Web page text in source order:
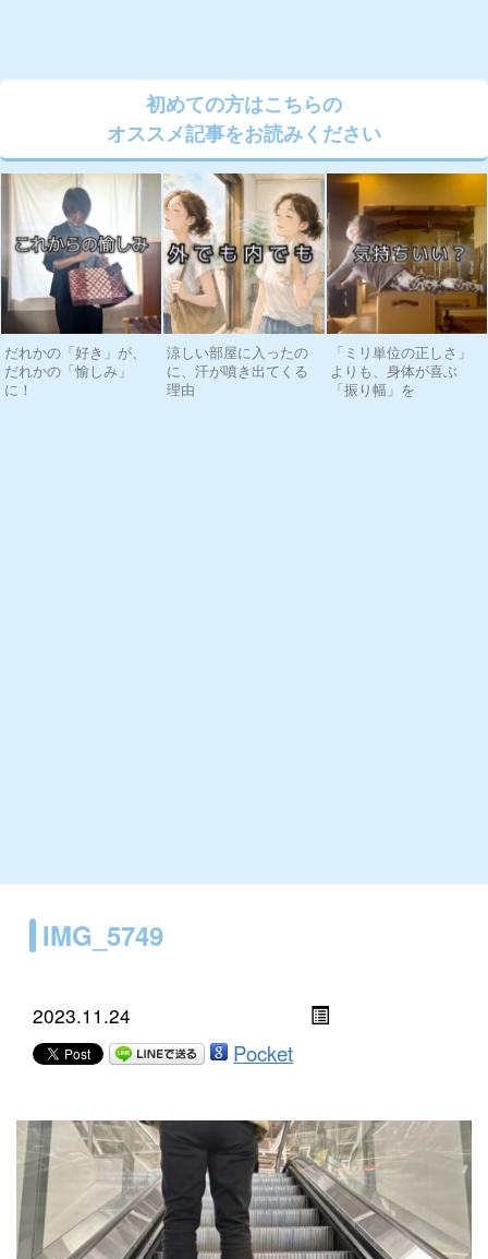
初めての方はこちらの
オススメ記事をお読みください
だれかの「好き」が、
だれかの「愉しみ」
に！
涼しい部屋に入ったの
に、汗が噴き出てくる
理由
「ミリ単位の正しさ」
よりも、身体が喜ぶ
「振り幅」を
IMG_5749
2023.11.24
Pocket